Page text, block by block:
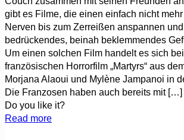
gibt es Filme, die einen einfach nicht
Nerven bis zum Zerreißen anspannen
bedrückendes, beinah beklemmendes
Um einen solchen Film handelt es sich
französischen Horrorfilm „Martyrs“ aus
Morjana Alaoui und Mylène Jampanoi in
Die Franzosen haben auch bereits mit[…]
Do you like it?
Read more